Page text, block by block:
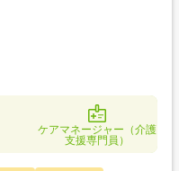
ケアマネージャー（介護
支援専門員）